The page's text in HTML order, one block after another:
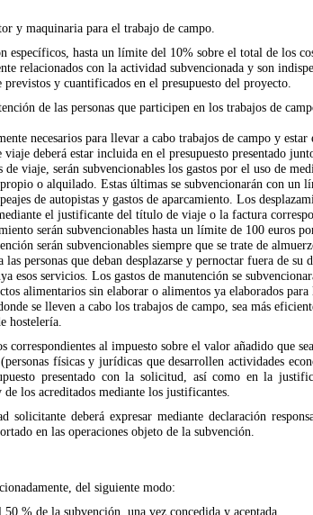
y maquinaria para el trabajo de campo.
específicos, hasta un límite del 10% sobre el total de los
relacionados con la actividad subvencionada y son
previstos y cuantificados en el presupuesto del proyecto.
de las personas que participen en los trabajos de
necesarios para llevar a cabo trabajos de campo y
viaje deberá estar incluida en el presupuesto presentado
de viaje, serán subvencionables los gastos por el uso de
o alquilado. Estas últimas se subvencionarán con
de autopistas y gastos de aparcamiento. Los
el justificante del título de viaje o la factura
serán subvencionables hasta un límite de 100 euros
serán subvencionables siempre que se trate de
las personas que deban desplazarse y pernoctar fuera de
esos servicios. Los gastos de manutención se
alimentarios sin elaborar o alimentos ya elaborados
se lleven a cabo los trabajos de campo, sea más
hostelería.
correspondientes al impuesto sobre el valor añadido que
físicas y jurídicas que desarrollen actividades
presentado con la solicitud, así como en la
los acreditados mediante los justificantes.
solicitante deberá expresar mediante declaración
en las operaciones objeto de la subvención
del siguiente modo:
% de la subvención, una vez concedida y aceptada.